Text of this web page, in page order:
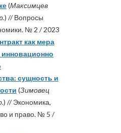
(Максимцев
) // Вопросы
№ 2 / 2023
как мера
сущность и
(Зимовец
) // Экономика,
и право. № 5 /